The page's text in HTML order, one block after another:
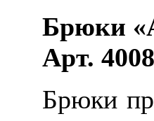
Брюки
Арт.
Брюки